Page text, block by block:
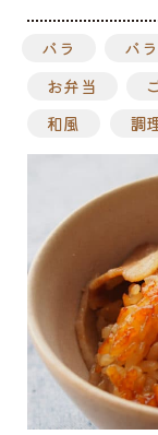
バラ バ
お弁当
和風
調